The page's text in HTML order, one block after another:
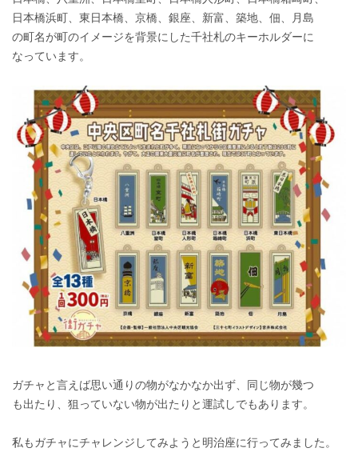
日本橋浜町、東日本橋、京橋、銀座、新富、築地、佃、月島
の町名が町のイメージを背景にした千社札のキーホルダーに
なっています。
ガチャと言えば思い通りの物がなかなか出ず、同じ物が幾つ
も出たり、狙っていない物が出たりと運試しでもあります。
私もガチャにチャレンジしてみようと明治座に行ってみました。